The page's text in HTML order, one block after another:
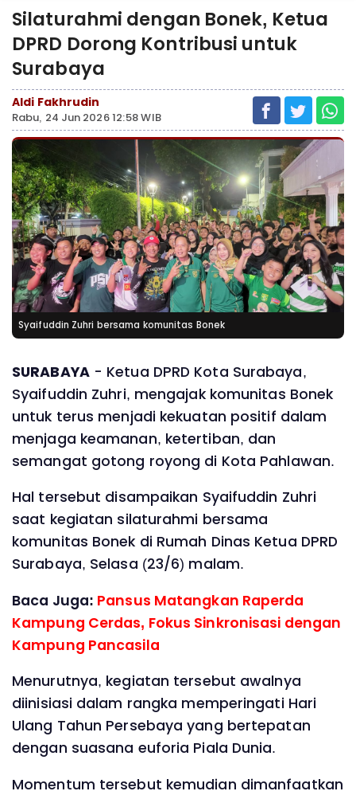
Silaturahmi dengan Bonek, Ketua
DPRD Dorong Kontribusi untuk
Surabaya
Aldi Fakhrudin
Rabu, 24 Jun 2026 12:58 WIB
Syaifuddin Zuhri bersama komunitas Bonek
‎SURABAYA- Ketua DPRD Kota Surabaya,
Syaifuddin Zuhri, mengajak komunitas Bonek
untuk terus menjadi kekuatan positif dalam
menjaga keamanan, ketertiban, dan
semangat gotong royong di Kota Pahlawan.
‎Hal tersebut disampaikan Syaifuddin Zuhri
saat kegiatan silaturahmi bersama
komunitas Bonek di Rumah Dinas Ketua DPRD
Surabaya, Selasa (23/6) malam.
Baca Juga: Pansus Matangkan Raperda
Kampung Cerdas, Fokus Sinkronisasi dengan
Kampung Pancasila
‎Menurutnya, kegiatan tersebut awalnya
diinisiasi dalam rangka memperingati Hari
Ulang Tahun Persebaya yang bertepatan
dengan suasana euforia Piala Dunia.
‎Momentum tersebut kemudian dimanfaatkan